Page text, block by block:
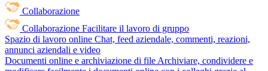
Collaborazione
Collaborazione Facilitare il lavoro di gruppo
Spazio di lavoro online Chat, feed aziendale, commenti, reazioni,
annunci aziendali e video
Documenti online e archiviazione di file Archiviare, condividere e